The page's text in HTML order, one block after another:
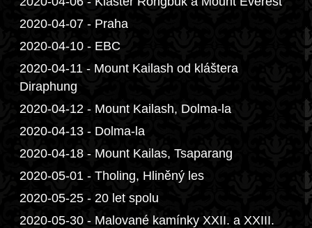
2020-04-07 - Praha
2020-04-10 - EBC
2020-04-11 - Mount Kailash od kláštera
Diraphung
2020-04-12 - Mount Kailash, Dolma-la
2020-04-13 - Dolma-la
2020-04-18 - Mount Kailas, Tsaparang
2020-05-01 - Tholing, Hliněný les
2020-05-25 - 20 let spolu
2020-05-30 - Malované kamínky XXII. a XXIII.